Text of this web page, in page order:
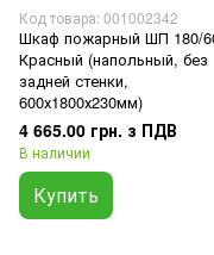
Код товара: 001002342
Шкаф пожарный ШП 180/
Красный (напольный, без
задней стенки,
600х1800х230мм)
4 665.00 грн. з ПДВ
В наличии
Купить